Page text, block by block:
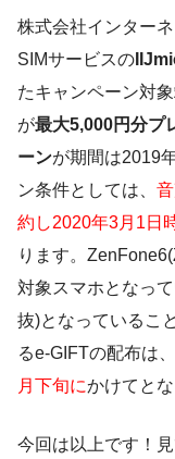
株式会社インター
SIMサービスの
たキャンペーン対
が最大5,000円分プ
ーンが期間は2019
ン条件としては、
約し2020年3月1日
ります。
対象スマホとなっ
抜)となっているこ
るe-GIFTの配布は
月下旬にかけてとな
今回は以上です！